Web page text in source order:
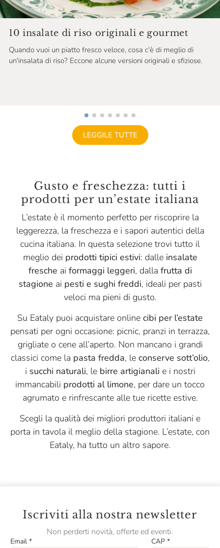
10 insalate di riso originali e gourmet
Quando vuoi un piatto fresco veloce, cosa c'è di meglio di
un'insalata di riso? Eccone alcune versioni originali e sfiziose.
LEGGILE TUTTE
Gusto e freschezza: tutti i
prodotti per un’estate italiana
L’estate è il momento perfetto per riscoprire la
leggerezza, la freschezza e i sapori autentici della
cucina italiana. In questa selezione trovi tutto il
meglio dei prodotti tipici estivi: dalle insalate
fresche ai formaggi leggeri, dalla frutta di
stagione ai pesti e sughi freddi, ideali per pasti
veloci ma pieni di gusto.
Su Eataly puoi acquistare online cibi per l’estate
pensati per ogni occasione: picnic, pranzi in terrazza,
grigliate o cene all’aperto. Non mancano i grandi
classici come la pasta fredda, le conserve sott’olio,
i succhi naturali, le birre artigianali e i nostri
immancabili prodotti al limone, per dare un tocco
agrumato e rinfrescante alle tue ricette estive.
Scegli la qualità dei migliori produttori italiani e
porta in tavola il meglio della stagione. L’estate, con
Eataly, ha tutto un altro sapore.
Iscriviti alla nostra newsletter
Non perderti novità, offerte ed eventi.
Email * CAP *